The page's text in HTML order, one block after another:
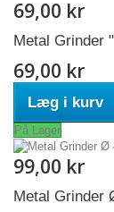
69,00 kr
Metal Grinder
69,00 kr
Læg i kurv
På Lager
99,00 kr
Metal Grinder